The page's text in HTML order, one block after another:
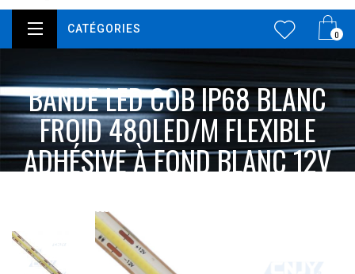
0
CATÉGORIES
BANDE LED COB IP68 BLANC
FROID 480LED/M FLEXIBLE
ADHÉSIVE À FOND BLANC 12V